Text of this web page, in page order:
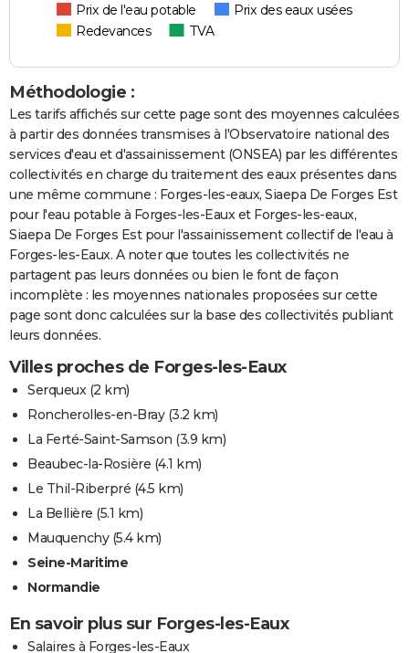
Prix de l'eau potable
Prix des eaux usées
Redevances
TVA
Méthodologie :
Les tarifs affichés sur cette page sont des moyennes calculées
à partir des données transmises à l'Observatoire national des
services d'eau et d'assainissement (ONSEA) par les différentes
collectivités en charge du traitement des eaux présentes dans
une même commune : Forges-les-eaux, Siaepa De Forges Est
pour l'eau potable à Forges-les-Eaux et Forges-les-eaux,
Siaepa De Forges Est pour l'assainissement collectif de l'eau à
Forges-les-Eaux. A noter que toutes les collectivités ne
partagent pas leurs données ou bien le font de façon
incomplète : les moyennes nationales proposées sur cette
page sont donc calculées sur la base des collectivités publiant
leurs données.
Villes proches de Forges-les-Eaux
Serqueux(2 km)
Roncherolles-en-Bray(3.2 km)
La Ferté-Saint-Samson (3.9 km)
Beaubec-la-Rosière (4.1 km)
Le Thil-Riberpré (4.5 km)
La Bellière (5.1 km)
Mauquenchy(5.4 km)
Seine-Maritime
Normandie
En savoir plus sur Forges-les-Eaux
Salaires à Forges-les-Eaux